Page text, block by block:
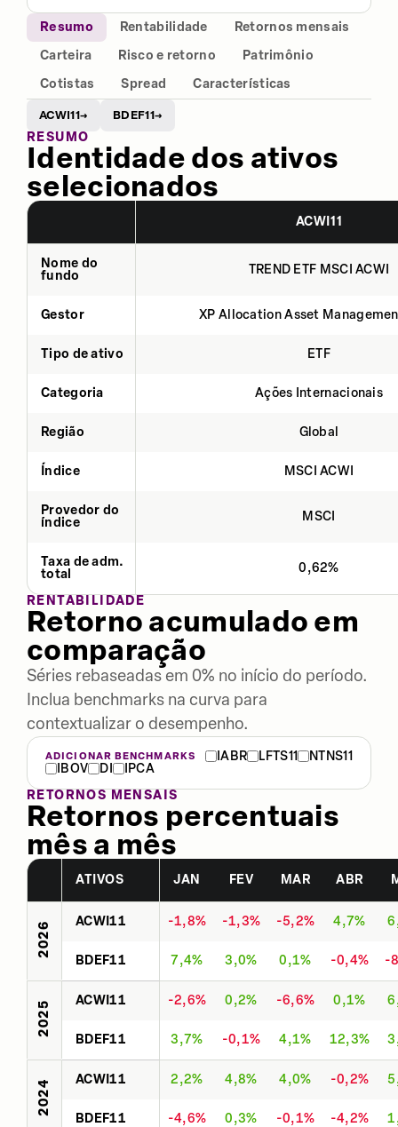
Resumo Rentabilidade
Retornos mensais
Carteira
Risco e retorno
Patrimônio
Cotistas
Spread Características
ACWI11→ BDEF11→
RESUMO
Identidade dos ativos
selecionados
ACWI11
Nome do
fundo
TREND ETF MSCI ACWI
Gestor XP Allocation Asset
Tipo de ativo ETF
Categoria Ações Internacionais
Região Global
Índice MSCI ACWI
Provedor do
índice
MSCI
Taxa de adm.
total
0,62%
RENTABILIDADE
Retorno acumulado em
comparação
Séries rebaseadas em 0% no início do período.
Inclua benchmarks na curva para
contextualizar o desempenho.
ADICIONAR BENCHMARKS IABR LFTS11
NTNS11
IBOV
DI
IPCA
RETORNOS MENSAIS
Retornos percentuais
mês a mês
ATIVOS JAN FEV MAR ABR
2026 ACWI11 -1,8% -1,3% -5,2% 4,7%
BDEF11 7,4% 3,0% 0,1% -0,4% -
2025 ACWI11 -2,6% 0,2% -6,6% 0,1%
BDEF11 3,7% -0,1% 4,1% 12,3%
2024 ACWI11 2,2% 4,8% 4,0% -0,2%
BDEF11 -4,6% 0,3% -0,1% -4,2%